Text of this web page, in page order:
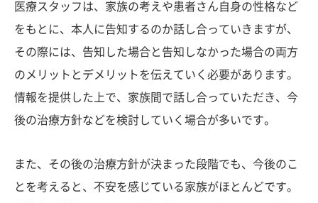
医療スタッフは、家族の考えや患者さん自身の性格など
をもとに、本人に告知するのか話し合っていきますが、
その際には、告知した場合と告知しなかった場合の両方
のメリットとデメリットを伝えていく必要があります。
情報を提供した上で、家族間で話し合っていただき、今
後の治療方針などを検討していく場合が多いです。
また、その後の治療方針が決まった段階でも、今後のこ
とを考えると、不安を感じている家族がほとんどです。